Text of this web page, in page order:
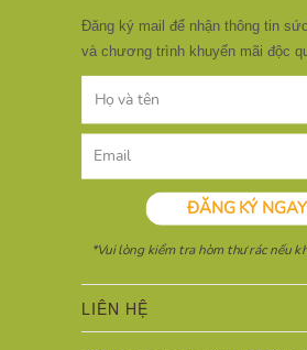
Đăng ký mail để nhận thông tin
và chương trình khuyến mãi độc
LIÊN HỆ